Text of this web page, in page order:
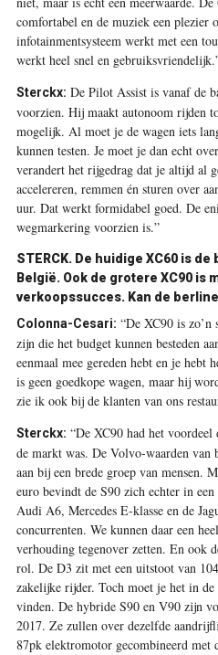
comfortabel en de muziek een plezier
infotainmentsysteem werkt met een
werkt heel snel en
Sterckx: De Pilot Assist is vanaf de
voorzien. Hij maakt autonoom rijden
mogelijk. Al moet je de wagen iets
kunnen testen. Je moet je dan echt
verandert het rijgedrag dat je altijd al
accelereren, remmen én sturen over
uur. Dat werkt formidabel goed. De
wegmarkering voorzien is.”
STERCK. De huidige XC60 is
België. Ook de grotere XC90 is
verkoopssucces. Kan de
Colonna-Cesari: “De XC90 is zo’n
zijn die het budget kunnen besteden
eenmaal mee gereden hebt en je
is geen goedkope wagen, maar hij
zie ik ook bij de klanten van ons
Sterckx: “De XC90 had het
de markt was. De Volvo-waarden van
aan bij een brede groep van mensen.
euro bevindt de S90 zich echter in
Audi A6, Mercedes E-klasse en de
concurrenten. We kunnen daar een
verhouding tegenover zetten. En ook
rol. De D3 zit met een uitstoot van
zakelijke rijder. Toch moet je het in de
vinden. De hybride S90 en V90 zijn
2017. Ze zullen over dezelfde
87pk elektromotor gecombineerd met